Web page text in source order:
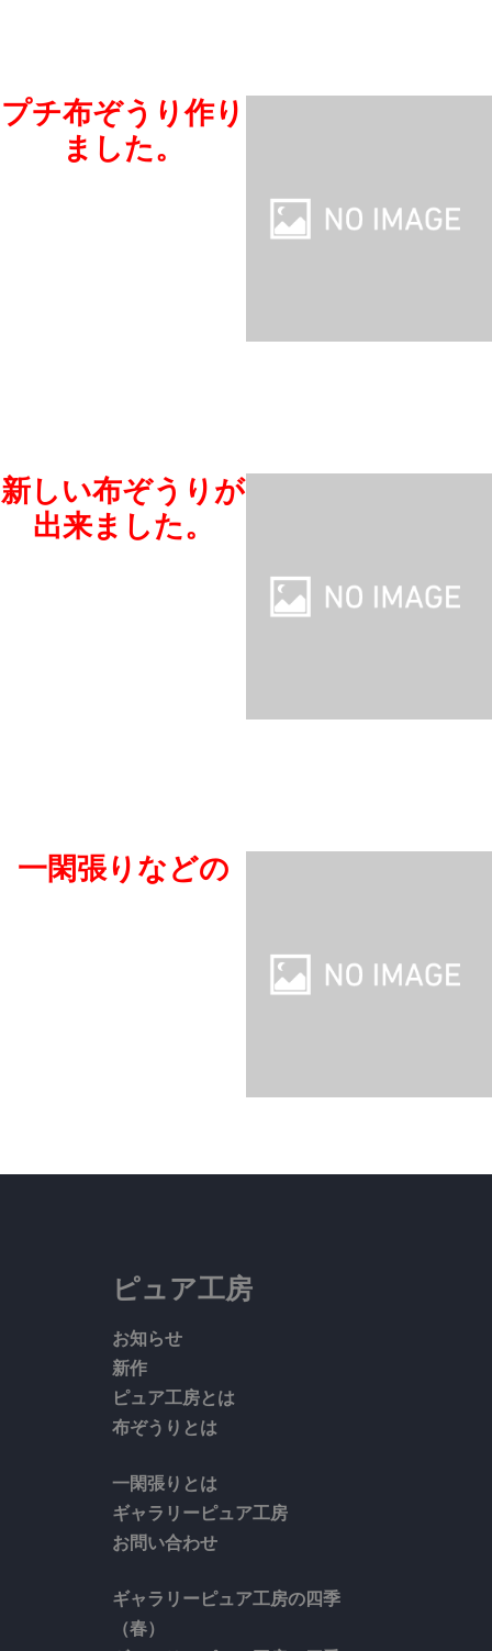
プチ布ぞうり作り
ました。
新しい布ぞうりが
出来ました。
一閑張りなどの
ピュア工房
お知らせ
新作
ピュア工房とは
布ぞうりとは
一閑張りとは
ギャラリーピュア工房
お問い合わせ
ギャラリーピュア工房の四季
（春）